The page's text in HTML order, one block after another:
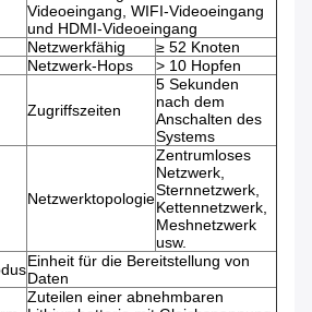
Videoeingang, WIFI-Videoeingang
und HDMI-Videoeingang
Netzwerkfähig
≥ 52 Knoten
Netzwerk-Hops
> 10 Hopfen
Zugriffszeiten
5 Sekunden
nach dem
Anschalten des
Systems
Netzwerktopologie
Zentrumloses
Netzwerk,
Sternnetzwerk,
Kettennetzwerk,
Meshnetzwerk
usw.
Einheit für die Bereitstellung von
Daten
Zuteilen einer abnehmbaren